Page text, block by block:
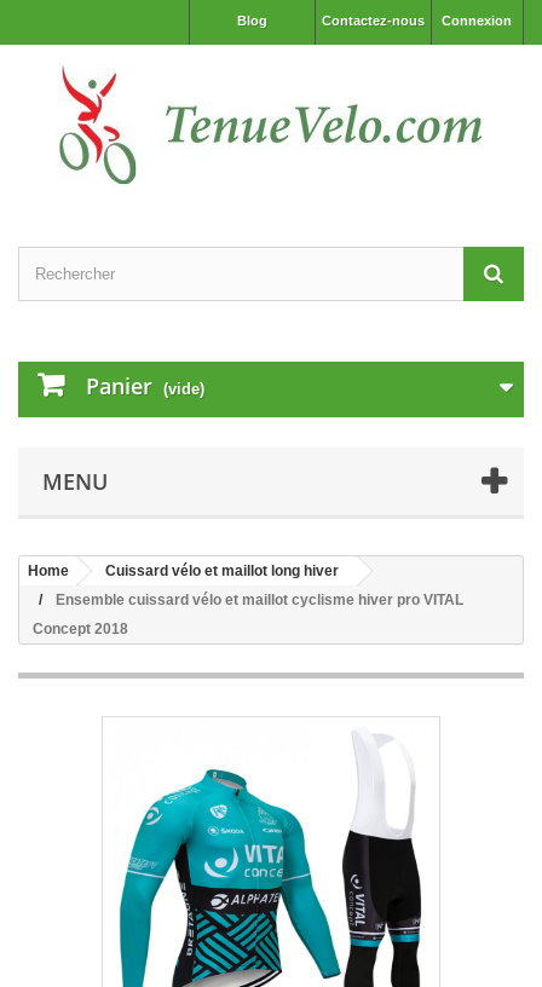
Connexion
Contactez-nous
Blog
Panier (vide)
MENU
Home
Cuissard vélo et maillot long hiver
Ensemble cuissard vélo et maillot cyclisme hiver pro VITAL
Concept 2018